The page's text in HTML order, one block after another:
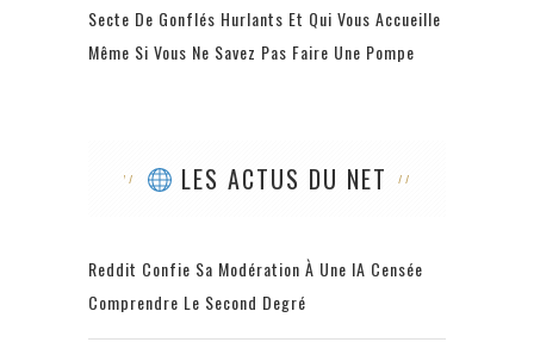
Secte De Gonflés Hurlants Et Qui Vous Accueille
Même Si Vous Ne Savez Pas Faire Une Pompe
LES ACTUS DU NET
Reddit Confie Sa Modération À Une IA Censée
Comprendre Le Second Degré